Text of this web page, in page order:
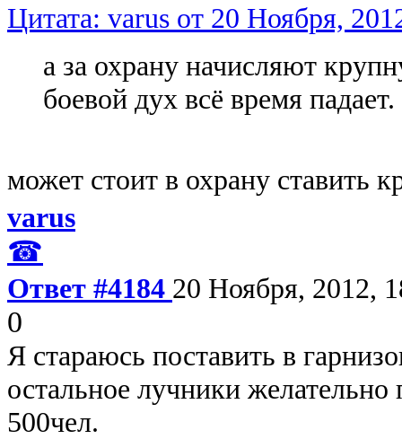
Цитата: varus от 20 Ноября,
а за охрану начисляют
боевой дух всё время падает.
может стоит в охрану ставить
varus
☎
Ответ #4184 20 Ноября, 2012,
0
Я стараюсь поставить в
остальное лучники
500чел.